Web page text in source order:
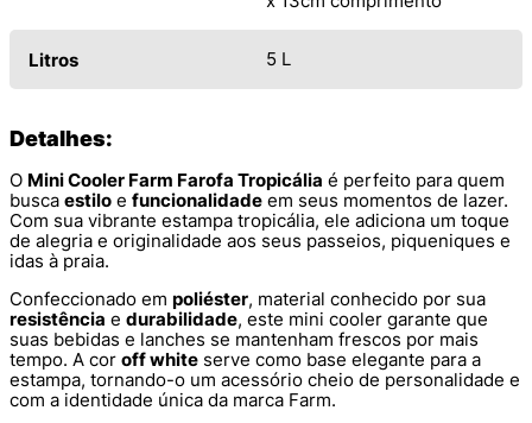
Litros 5 L
Detalhes:
O Mini Cooler Farm Farofa Tropicália é perfeito para quem
busca estilo e funcionalidade em seus momentos de lazer.
Com sua vibrante estampa tropicália, ele adiciona um toque
de alegria e originalidade aos seus passeios, piqueniques e
idas à praia.
Confeccionado em poliéster, material conhecido por sua
resistência e durabilidade, este mini cooler garante que
suas bebidas e lanches se mantenham frescos por mais
tempo. A cor off white serve como base elegante para a
estampa, tornando-o um acessório cheio de personalidade e
com a identidade única da marca Farm.